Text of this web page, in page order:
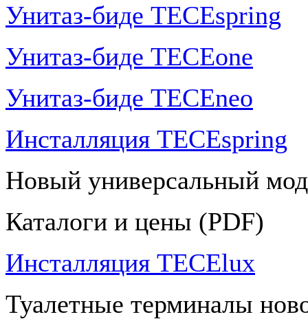
Унитаз-биде TECEspring
Унитаз-биде TECEone
Унитаз-биде TECEneo
Инсталляция TECEspring
Новый универсальный
Каталоги и цены (PDF)
Инсталляция TECElux
Туалетные терминалы